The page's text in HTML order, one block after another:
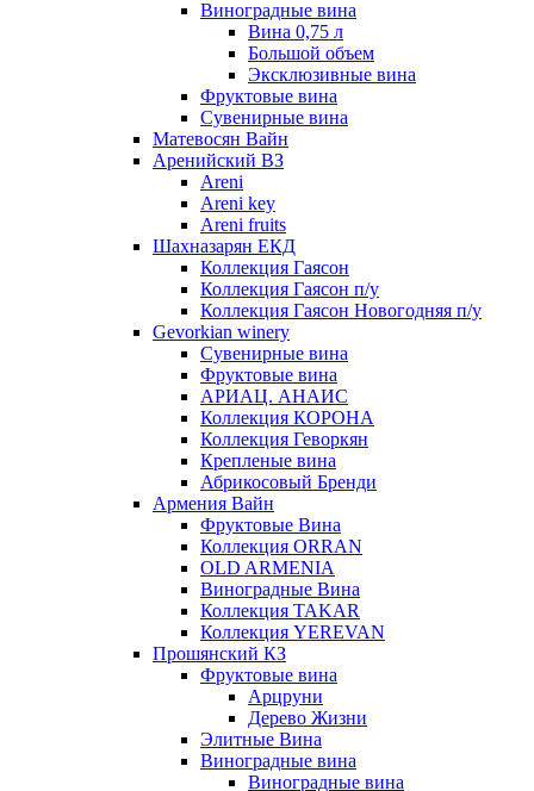
Виноградные вина
Вина 0,75 л
Большой объем
Эксклюзивные вина
Фруктовые вина
Cувенирные вина
Матевосян Вайн
Аренийский ВЗ
Areni
Areni key
Areni fruits
Шахназарян ЕКД
Коллекция Гаясон
Коллекция Гаясон п/у
Коллекция Гаясон Новогодняя п/у
Gevorkian winery
Сувенирные вина
Фруктовые вина
АРИАЦ. АНАИС
Коллекция КОРОНА
Коллекция Геворкян
Крепленые вина
Абрикосовый Бренди
Армения Вайн
Фруктовые Вина
Коллекция ORRAN
OLD ARMENIA
Виноградные Вина
Коллекция TAKAR
Коллекция YEREVAN
Прошянский КЗ
Фруктовые вина
Арцруни
Дерево Жизни
Элитные Вина
Виноградные вина
Виноградные вина